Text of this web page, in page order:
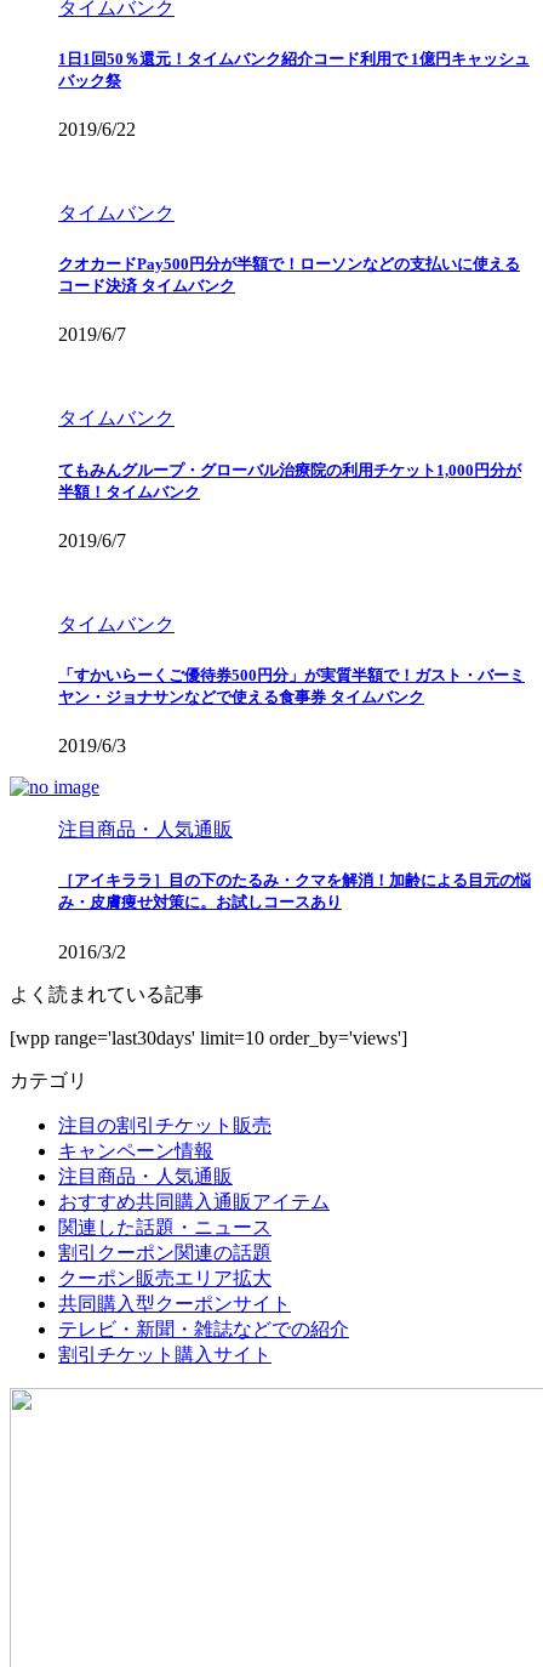
タイムバンク
1日1回50％還元！タイムバンク紹介コード利用で 1億円キャッシュ
バック祭
2019/6/22
タイムバンク
クオカードPay500円分が半額で！ローソンなどの支払いに使える
コード決済 タイムバンク
2019/6/7
タイムバンク
てもみんグループ・グローバル治療院の利用チケット1,000円分が
半額！タイムバンク
2019/6/7
タイムバンク
「すかいらーくご優待券500円分」が実質半額で！ガスト・バーミ
ヤン・ジョナサンなどで使える食事券 タイムバンク
2019/6/3
注目商品・人気通販
［アイキララ］目の下のたるみ・クマを解消！加齢による目元の悩
み・皮膚痩せ対策に。お試しコースあり
2016/3/2
よく読まれている記事
[wpp range='last30days' limit=10 order_by='views']
カテゴリ
注目の割引チケット販売
キャンペーン情報
注目商品・人気通販
おすすめ共同購入通販アイテム
関連した話題・ニュース
割引クーポン関連の話題
クーポン販売エリア拡大
共同購入型クーポンサイト
テレビ・新聞・雑誌などでの紹介
割引チケット購入サイト